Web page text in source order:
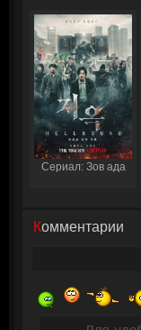
Сериал: Зов ада
Комментарии